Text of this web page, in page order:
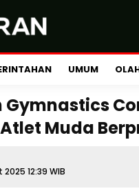
UMUM
Gymnastics
Muda
12:39 WIB